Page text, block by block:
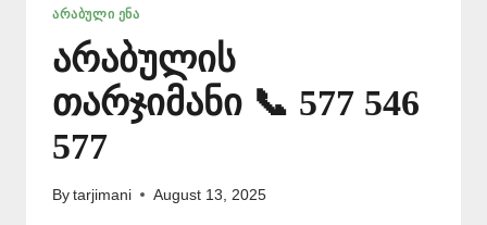
ᲐᲠᲐᲑᲣᲚᲘ ᲔᲜᲐ
არაბულის
თარჯიმანი 📞 577 546
577
By tarjimani August 13, 2025